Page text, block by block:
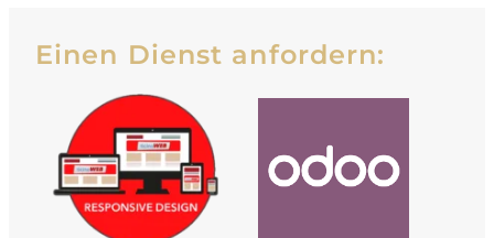
Einen Dienst anfordern: